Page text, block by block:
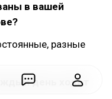
в вашей
разные
день ходит